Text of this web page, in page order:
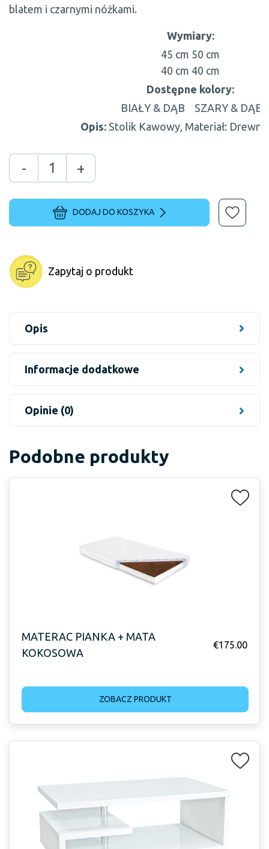
blatem i czarnymi nóżkami.
Wymiary:
45 cm 50 cm
40 cm 40 cm
Dostępne kolory:
BIAŁY & DĄB
SZARY & DĄB
Opis: Stolik Kawowy, Materiał:
- +
DODAJ DO KOSZYKA
Zapytaj o produkt
Opis
Informacje dodatkowe
Opinie (0)
Podobne produkty
MATERAC PIANKA + MATA
KOKOSOWA
€175.00
ZOBACZ PRODUKT